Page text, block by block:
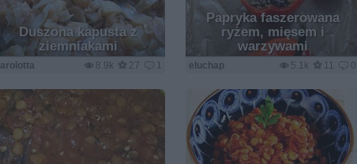
Duszona kapusta z
ziemniakami
8.9k 27 1
Papryka faszerowana
ryżem, mięsem i
warzywami
5.1k 11 0
eluchap